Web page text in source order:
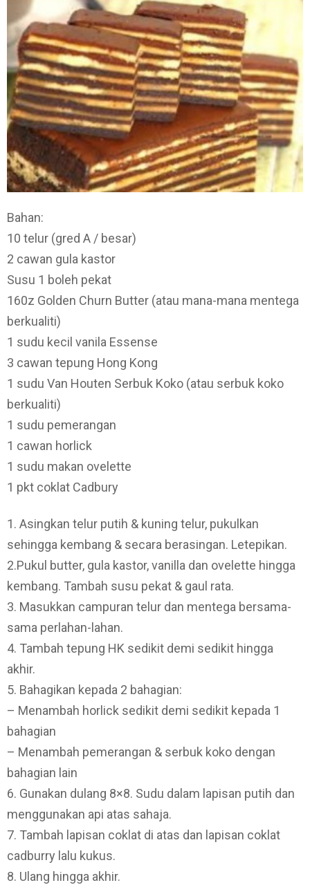
Bahan:
10 telur (gred A / besar)
2 cawan gula kastor
Susu 1 boleh pekat
160z Golden Churn Butter (atau mana-mana mentega
berkualiti)
1 sudu kecil vanila Essense
3 cawan tepung Hong Kong
1 sudu Van Houten Serbuk Koko (atau serbuk koko
berkualiti)
1 sudu pemerangan
1 cawan horlick
1 sudu makan ovelette
1 pkt coklat Cadbury
1. Asingkan telur putih & kuning telur, pukulkan
sehingga kembang & secara berasingan. Letepikan.
2.Pukul butter, gula kastor, vanilla dan ovelette hingga
kembang. Tambah susu pekat & gaul rata.
3. Masukkan campuran telur dan mentega bersama-
sama perlahan-lahan.
4. Tambah tepung HK sedikit demi sedikit hingga
akhir.
5. Bahagikan kepada 2 bahagian:
– Menambah horlick sedikit demi sedikit kepada 1
bahagian
– Menambah pemerangan & serbuk koko dengan
bahagian lain
6. Gunakan dulang 8×8. Sudu dalam lapisan putih dan
menggunakan api atas sahaja.
7. Tambah lapisan coklat di atas dan lapisan coklat
cadburry lalu kukus.
8. Ulang hingga akhir.